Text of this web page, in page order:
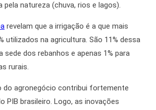
pela natureza (chuva, rios e lagos).
revelam que a irrigação é a que mais
utilizados na agricultura. São 11% dessa
sede dos rebanhos e apenas 1% para
rurais.
do agronegócio contribui fortemente
PIB brasileiro. Logo, as inovações